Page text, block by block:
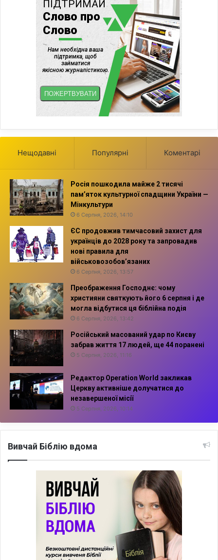
Нещодавні Популярні Коментарі
Росія пошкодила майже 2 тисячі
пам’яток культурної спадщини України —
Мінкультури
6 Серпня, 2026, 14:10
ЄС продовжив тимчасовий захист для
українців до 2028 року та запровадив
нові правила для
військовозобов’язаних
6 Серпня, 2026, 13:57
Преображення Господнє: чому
християни святкують його 6 серпня і де
могла відбутися ця біблійна подія
6 Серпня, 2026, 13:42
Російський масований удар по Києву
забрав життя 17 людей, ще 44 поранені
5 Серпня, 2026, 11:16
Редактор Operation World закликав
Церкву активніше долучатися до
незавершеної місії
5 Серпня, 2026, 10:14
Вивчай Біблію вдома